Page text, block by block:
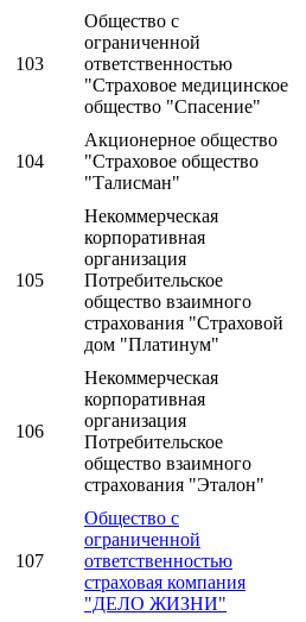
103
Общество с
ограниченной
ответственностью
"Страховое медицинское
общество "Спасение"
104
Акционерное общество
"Страховое общество
"Талисман"
105
Некоммерческая
корпоративная
организация
Потребительское
общество взаимного
страхования "Страховой
дом "Платинум"
106
Некоммерческая
корпоративная
организация
Потребительское
общество взаимного
страхования "Эталон"
107
Общество с
ограниченной
ответственностью
страховая компания
"ДЕЛО ЖИЗНИ"